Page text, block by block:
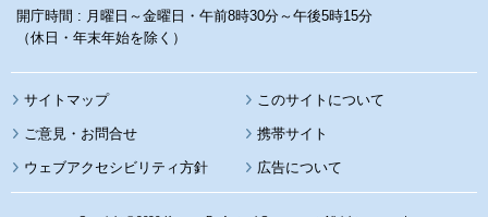
開庁時間 : 月曜日～金曜日・午前8時30分～午後5時15分
（休日・年末年始を除く）
サイトマップ このサイトについて
携帯サイト
ウェブアクセシビリティ方針 広告について